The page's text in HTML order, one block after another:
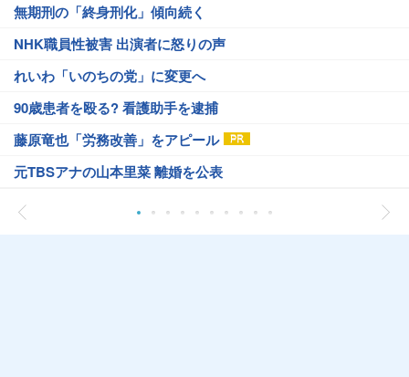
無期刑の「終身刑化」傾向続く
NHK職員性被害 出演者に怒りの声
れいわ「いのちの党」に変更へ
90歳患者を殴る? 看護助手を逮捕
藤原竜也「労務改善」をアピール
元TBSアナの山本里菜 離婚を公表